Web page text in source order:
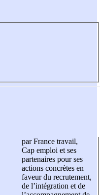
par France travail,
Cap emploi et ses
partenaires pour ses
actions concrètes en
faveur du recrutement,
de l’intégration et de